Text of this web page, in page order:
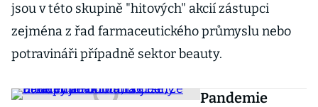
jsou v této skupině "hitových" akcií zástupci
zejména z řad farmaceutického průmyslu nebo
potravináři případně sektor beauty.
Pandemie